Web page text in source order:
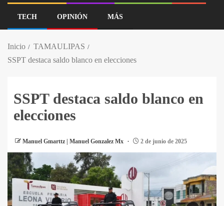
TECH OPINIÓN MÁS
Inicio
TAMAULIPAS
SSPT destaca saldo blanco en elecciones
SSPT destaca saldo blanco en
elecciones
Manuel Gmarttz | Manuel Gonzalez Mx 2 de junio de 2025